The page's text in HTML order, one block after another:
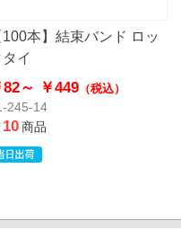
100本】結束バンド ロッ
タイ
82～ ￥449（税込）
245-14
10商品